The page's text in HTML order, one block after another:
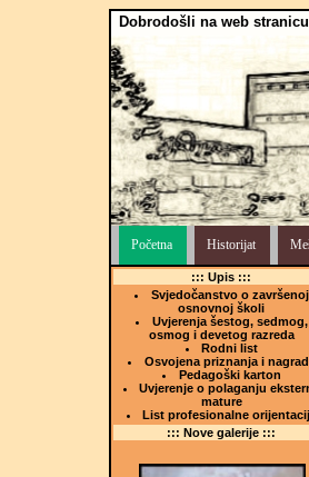
Dobrodošli na web
Početna Historijat
::: Upis :::
Svjedočanstvo o završenoj
osnovnoj školi
Uvjerenja šestog, sedmog,
osmog i devetog razreda
Rodni list
Osvojena priznanja i
Pedagoški karton
Uvjerenje o polaganju
mature
List profesionalne
::: Nove galerije :::